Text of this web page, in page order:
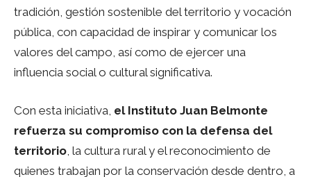
tradición, gestión sostenible del territorio y vocación
pública, con capacidad de inspirar y comunicar los
valores del campo, así como de ejercer una
influencia social o cultural significativa.
Con esta iniciativa, el Instituto Juan Belmonte
refuerza su compromiso con la defensa del
territorio, la cultura rural y el reconocimiento de
quienes trabajan por la conservación desde dentro, a